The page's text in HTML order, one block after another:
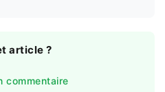
article ?
commentaire